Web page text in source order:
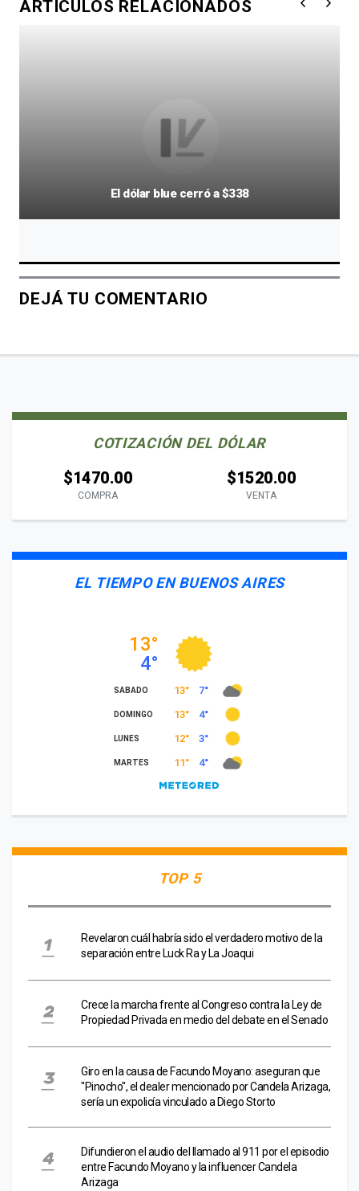
ARTÍCULOS RELACIONADOS
El dólar blue cerró a $338
DEJÁ TU COMENTARIO
COTIZACIÓN DEL DÓLAR
$1470.00
COMPRA
$1520.00
VENTA
EL TIEMPO EN BUENOS AIRES
TOP 5
Revelaron cuál habría sido el verdadero motivo de la
separación entre Luck Ra y La Joaqui
Crece la marcha frente al Congreso contra la Ley de
Propiedad Privada en medio del debate en el Senado
Giro en la causa de Facundo Moyano: aseguran que
"Pinocho", el dealer mencionado por Candela Arizaga,
sería un expolicía vinculado a Diego Storto
Difundieron el audio del llamado al 911 por el episodio
entre Facundo Moyano y la influencer Candela
Arizaga